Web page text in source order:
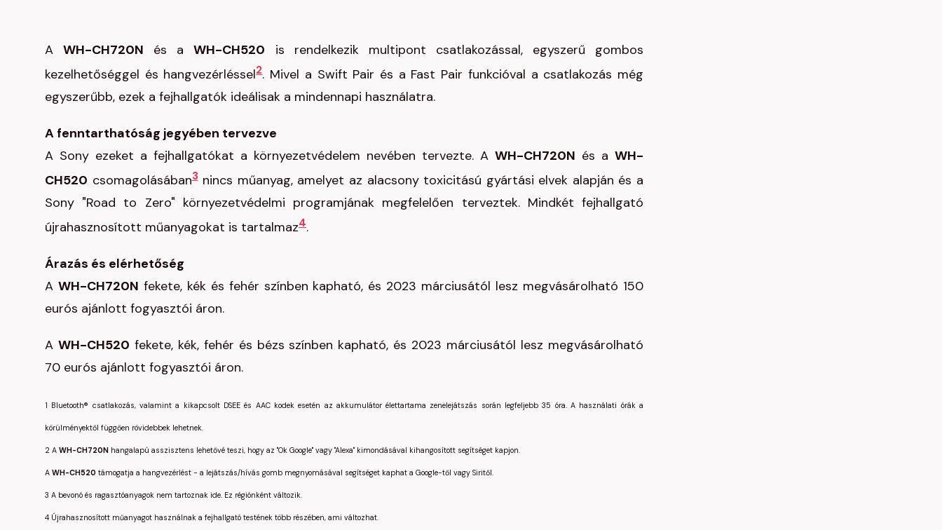
AWH-CH720N és aWH-CH520 is rendelkezik multipont csatlakozással, egyszerű gombos
kezelhetőséggel és hangvezérléssel2. Mivel a Swift Pair és a Fast Pair funkcióval a csatlakozás még
egyszerűbb, ezek a fejhallgatók ideálisak a mindennapi használatra.
A fenntarthatóság jegyében tervezve
A Sony ezeket a fejhallgatókat a környezetvédelem nevében tervezte. A WH-CH720N és a WH-
CH520 csomagolásában3nincs műanyag, amelyet az alacsony toxicitású gyártási elvek alapján és a
Sony "Road to Zero" környezetvédelmi programjának megfelelően terveztek. Mindkét fejhallgató
újrahasznosított műanyagokat is tartalmaz4.
Árazás és elérhetőség
A WH-CH720N fekete, kék és fehér színben kapható, és 2023 márciusától lesz megvásárolható 150
eurós ajánlott fogyasztói áron.
A WH-CH520 fekete, kék, fehér és bézs színben kapható, és 2023 márciusától lesz megvásárolható
70 eurós ajánlott fogyasztói áron.
1 Bluetooth® csatlakozás, valamint a kikapcsolt DSEE és AAC kodek esetén az akkumulátor élettartama zenelejátszás során legfeljebb 35 óra. A használati órák a
körülményektől függően rövidebbek lehetnek.
2 A WH-CH720N hangalapú asszisztens lehetővé teszi, hogy az "Ok Google" vagy "Alexa" kimondásával kihangosított segítséget kapjon.
A WH-CH520 támogatja a hangvezérlést - a lejátszás/hívás gomb megnyomásával segítséget kaphat a Google-től vagy Siritől.
3 A bevonó és ragasztóanyagok nem tartoznak ide. Ez régiónként változik.
4 Újrahasznosított műanyagot használnak a fejhallgató testének több részében, ami változhat.